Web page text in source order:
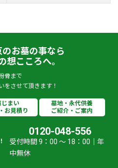
お墓の事なら
想こころへ。
骨まで
をさせて頂きます！
じまい
お見積り
墓地・永代供養
ご紹介・ご案内
0120-048-556
受付時間 9：00 ～ 18：00｜年
中無休